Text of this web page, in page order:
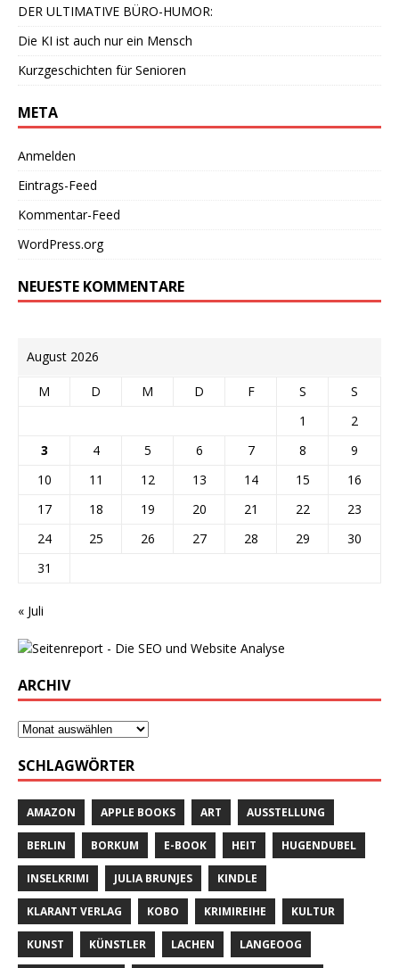
DER ULTIMATIVE BÜRO-HUMOR:
Die KI ist auch nur ein Mensch
Kurzgeschichten für Senioren
META
Anmelden
Eintrags-Feed
Kommentar-Feed
WordPress.org
NEUESTE KOMMENTARE
August 2026
M D M D F S
S
1
2
3
4 5 6 7 8
9
10
11 12 13 14 15
16
17
18 19 20 21 22
23
24
25 26 27 28 29
30
31
« Juli
ARCHIV
SCHLAGWÖRTER
AMAZON APPLE BOOKS ART AUSSTELLUNG
BERLIN BORKUM E-BOOK HEIT HUGENDUBEL
INSELKRIMI JULIA BRUNJES KINDLE
KLARANT VERLAG KOBO KRIMIREIHE KULTUR
KUNST KÜNSTLER LACHEN LANGEOOG